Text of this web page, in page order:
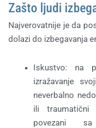
Zašto ljudi
Najverovatnije je da
dolazi do izbegavanja
Iskustvo: na
izražavanje
neverbalno
ili traumatični
povezani sa